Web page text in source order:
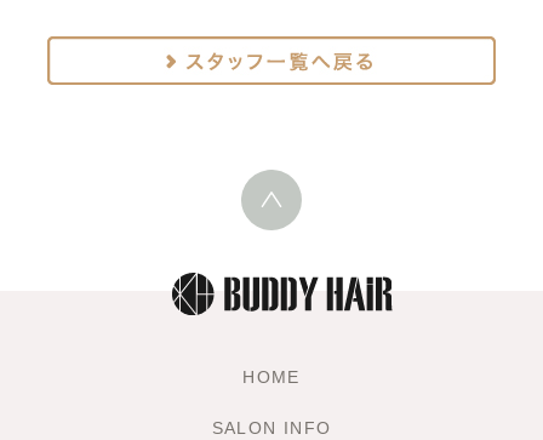
HOME
SALON INFO